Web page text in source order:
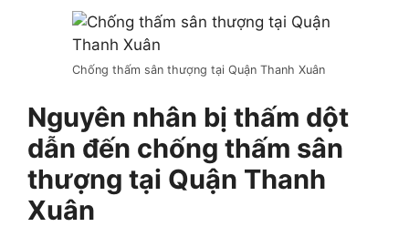
Chống thấm sân thượng tại Quận Thanh Xuân
Nguyên nhân bị thấm dột
dẫn đến chống thấm sân
thượng tại Quận Thanh
Xuân